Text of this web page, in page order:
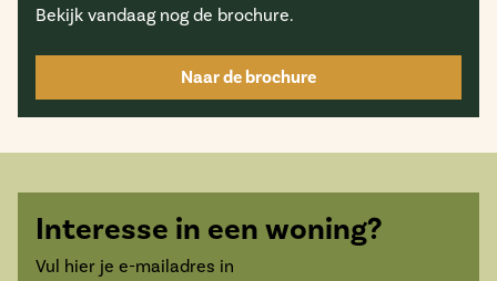
Bekijk vandaag nog de brochure.
Naar de brochure
Interesse in een woning?
Vul hier je e-mailadres in